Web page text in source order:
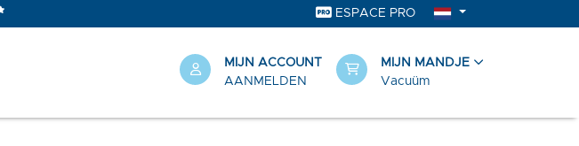
ESPACE PRO
MIJN ACCOUNT
AANMELDEN
MIJN MANDJE
Vacuüm